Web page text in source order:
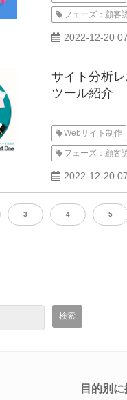
フェーズ：顧客
2022-12-20
サイト分析
ツール紹介
Webサイト制作
フェーズ：顧客
2022-12-20
3 4 5
目的別